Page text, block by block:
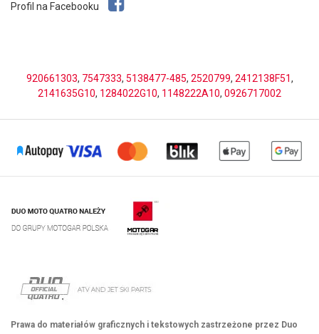
Profil na Facebooku
920661303, 7547333, 5138477-485, 2520799, 2412138F51,
2141635G10, 1284022G10, 1148222A10, 0926717002
Prawa do materiałów graficznych i tekstowych zastrzeżone przez Duo